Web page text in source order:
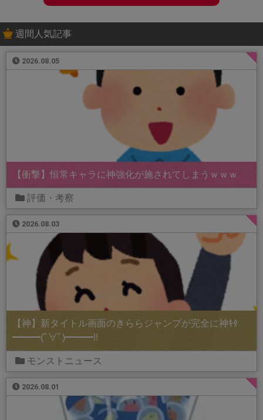
週間人気記事
2026.08.05
【衝撃】恒常キャラに神強化が施されてしまうｗｗｗ
評価・考察
2026.08.03
【神】新タイトル画面のきららジャンプが完全に神ｷﾀ
━━━(ﾟ∀ﾟ)━━━!!
モンストニュース
2026.08.01